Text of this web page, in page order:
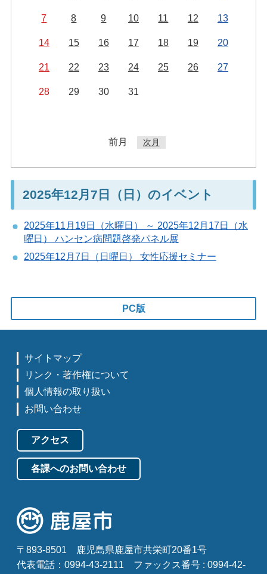
7 8 9 10 11 12 13
14 15 16 17 18 19 20
21 22 23 24 25 26 27
28 29 30 31
前月 次月
2025年12月7日（日）のイベント
2025年11月19日（水曜日） ～ 2025年12月17日（水
曜日） ハンセン病問題啓発パネル展
2025年12月7日（日曜日） 女性応援セミナー
PC版
サイトマップ
リンク・著作権について
個人情報の取り扱い
お問い合わせ
アクセス
各課へのお問い合わせ
〒893-8501
鹿児島県鹿屋市共栄町20番1号
代表電話：0994-43-2111
ファックス番号 : 0994-42-